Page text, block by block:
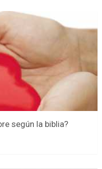
según la biblia?